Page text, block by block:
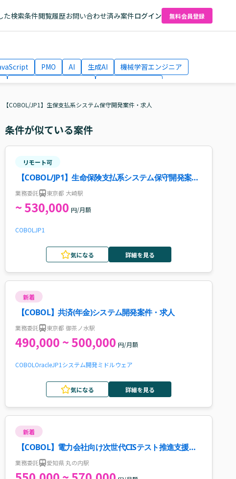
た検索条件閲覧履歴お問い合わせ済み案件ログイン 無料会員登録
PMO AI 生成AI
機械学習エンジニア
【COBOL/JP1】生保支払系システム保守開発案件・求人
条件が似ている案件
リモート可
【COBOL/JP1】生命保険支払系システム保守開発案
件・求人
業務委託 東京都 大崎駅
~ 530,000 円/月額
COBOL JP1
気になる 詳細を見る
新着
【COBOL】共済(年金)システム開発案件・求人
業務委託 東京都 御茶ノ水駅
490,000 ~ 500,000 円/月額
COBOL OracleJP1 システム開発ミドルウェア
気になる 詳細を見る
新着
【COBOL】電力会社向け次世代CISテスト推進支援案
件・求人
業務委託 愛知県 丸の内駅